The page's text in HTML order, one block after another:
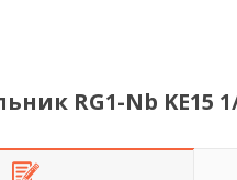
RG1-Nb KE15